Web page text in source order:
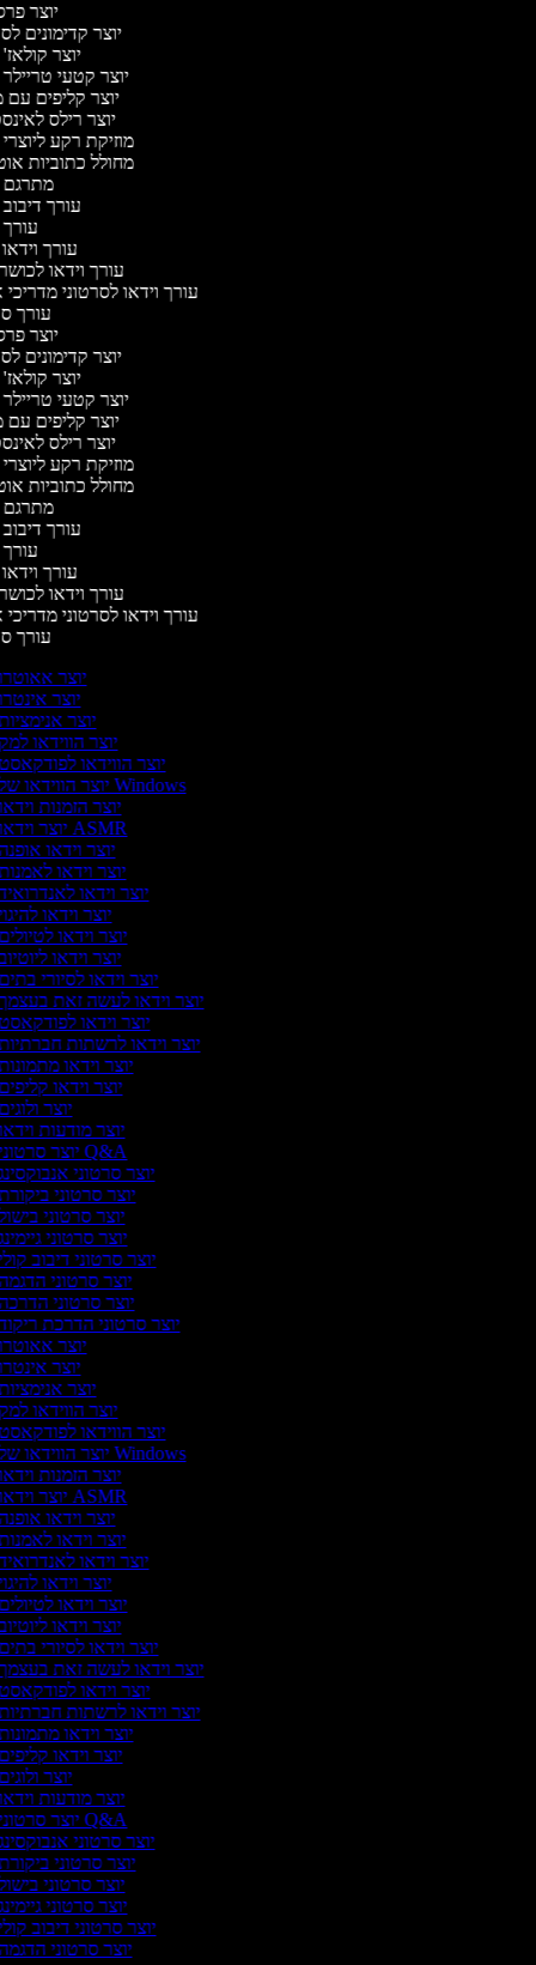
יוצר
יוצר קדימונים
יוצר
יוצר קטעי
יוצר קליפים
יוצר רילס
מוזיקת רקע
מחולל כתוביות
עורך
עורך
עורך וידאו
עורך וידאו לסרטוני
עורך
יוצר
יוצר קדימונים
יוצר
יוצר קטעי
יוצר קליפים
יוצר רילס
מוזיקת רקע
מחולל כתוביות
עורך
עורך
עורך וידאו
עורך וידאו לסרטוני
עורך
יוצר
יוצר
יוצר
יוצר הווידאו
יוצר הווידאו
יוצר הווידאו של Windows
יוצר הזמנות
יוצר וידאו ASMR
יוצר וידאו
יוצר וידאו
יוצר וידאו
יוצר וידאו
יוצר וידאו
יוצר וידאו
יוצר וידאו לסיורי
יוצר וידאו לעשה זאת
יוצר וידאו
יוצר וידאו לרשתות
יוצר וידאו
יוצר וידאו
יוצר
יוצר מודעות
יוצר סרטוני Q&A
יוצר סרטוני
יוצר סרטוני
יוצר סרטוני
יוצר סרטוני
יוצר סרטוני דיבוב
יוצר סרטוני
יוצר סרטוני
יוצר סרטוני הדרכת
יוצר
יוצר
יוצר
יוצר הווידאו
יוצר הווידאו
יוצר הווידאו של Windows
יוצר הזמנות
יוצר וידאו ASMR
יוצר וידאו
יוצר וידאו
יוצר וידאו
יוצר וידאו
יוצר וידאו
יוצר וידאו
יוצר וידאו לסיורי
יוצר וידאו לעשה זאת
יוצר וידאו
יוצר וידאו לרשתות
יוצר וידאו
יוצר וידאו
יוצר
יוצר מודעות
יוצר סרטוני Q&A
יוצר סרטוני
יוצר סרטוני
יוצר סרטוני
יוצר סרטוני
יוצר סרטוני דיבוב
יוצר סרטוני